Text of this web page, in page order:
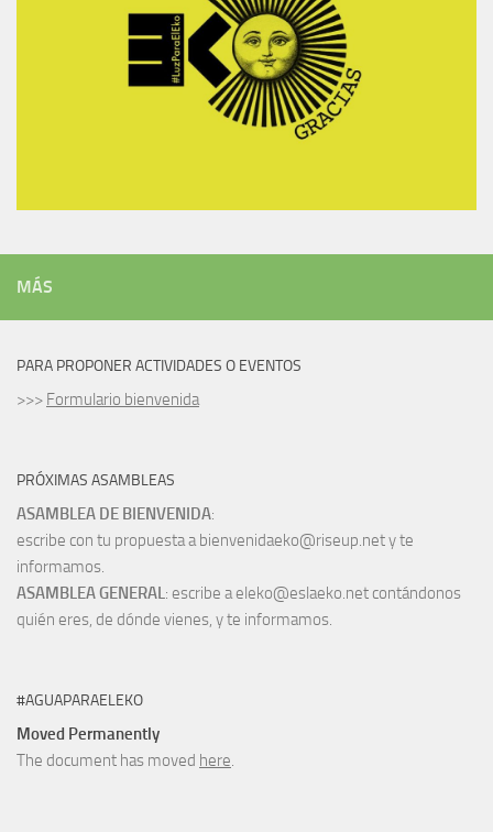
MÁS
PARA PROPONER ACTIVIDADES O EVENTOS
>>> Formulario bienvenida
PRÓXIMAS ASAMBLEAS
ASAMBLEA DE BIENVENIDA:
escribe con tu propuesta a bienvenidaeko@riseup.net y te
informamos.
ASAMBLEA GENERAL: escribe a eleko@eslaeko.net contándonos
quién eres, de dónde vienes, y te informamos.
#AGUAPARAELEKO
Moved Permanently
The document has moved here.